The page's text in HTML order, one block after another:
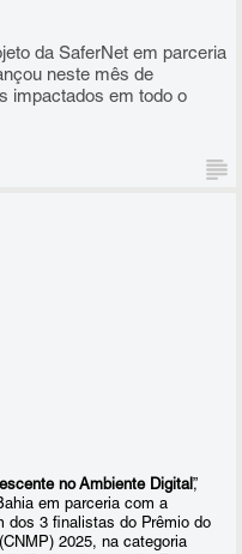
da SaferNet em parceria
neste mês de
impactados em todo o
a maioria do ensino médio,
estaduais, em 513
tiveram contato
de sua implementação,
no Ambiente Digital”,
em parceria com a
dos 3 finalistas do Prêmio do
2025, na categoria